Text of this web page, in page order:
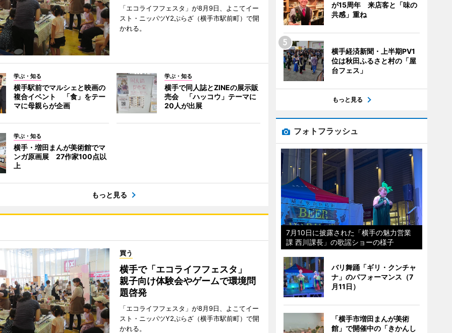
「エコライフフェスタ」が8月9日、よこてイー
スト・ニッパツY2ぷらざ（横手市駅前町）で開
かれる。
学ぶ・知る
横手駅前でマルシェと映画の
複合イベント 「食」をテー
マに母親らが企画
学ぶ・知る
横手で同人誌とZINEの展示販
売会 「ハッコウ」テーマに
20人が出展
学ぶ・知る
横手・増田まんが美術館でマ
ンガ原画展 27作家100点以
上
もっと見る
買う
横手で「エコライフフェスタ」
親子向け体験会やゲームで環境問
題啓発
「エコライフフェスタ」が8月9日、よこてイー
スト・ニッパツY2ぷらざ（横手市駅前町）で開
かれる。
が15周年 来店客と「味の
共感」重ね
横手経済新聞・上半期PV1
位は秋田ふるさと村の「屋
台フェス」
もっと見る
フォトフラッシュ
7月10日に披露された「横手の魅力営業
課 西川課長」の歌謡ショーの様子
バリ舞踊「ギリ・クンチャ
ナ」のパフォーマンス（7
月11日）
「横手市増田まんが美術
館」で開催中の「きかんし